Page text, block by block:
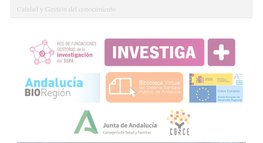
Calidad y Gestión del conocimiento